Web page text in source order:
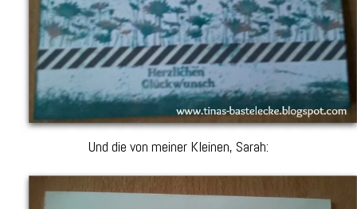
Und die von meiner Kleinen, Sarah: